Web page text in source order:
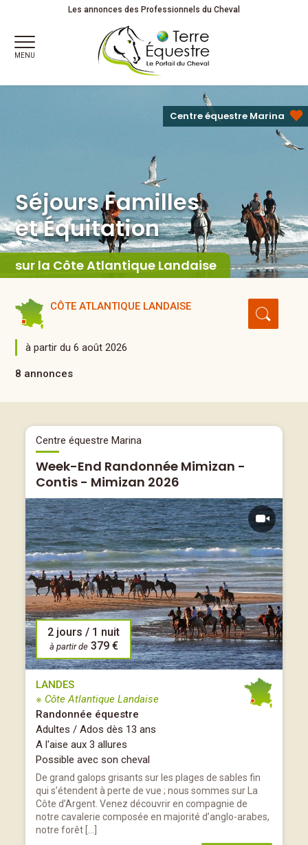
Séjours Familles et ÉquitationPartagez votre passion !
Les annonces des Professionnels du Cheval
MENU
Séjours Familles
et Équitation
sur la Côte Atlantique Landaise
Centre équestre Marina
CÔTE ATLANTIQUE LANDAISE
à partir du 6 août 2026
8 annonces
Centre équestre Marina
Week-End Randonnée Mimizan -
Contis - Mimizan 2026
2 jours / 1 nuit
à partir de 379 €
LANDES
※ Côte Atlantique Landaise
Randonnée équestre
Adultes / Ados dès 13 ans
A l'aise aux 3 allures
Possible avec son cheval
De grand galops grisants sur les plages de sables fin
qui s’étendent à perte de vue ; nous sommes sur La
Côte d’Argent. Venez découvrir en compagnie de
notre cavalerie composée en majorité d’anglo-arabes,
notre forêt […]